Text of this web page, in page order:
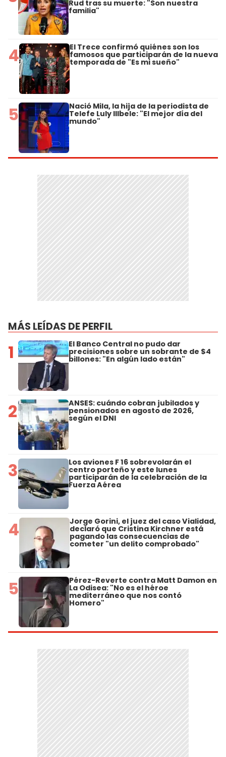
Rud tras su muerte: "Son nuestra
familia"
4 El Trece confirmó quiénes son los
famosos que participarán de la nueva
temporada de "Es mi sueño"
5 Nació Mila, la hija de la periodista de
Telefe Luly Illbele: "El mejor día del
mundo"
MÁS LEÍDAS DE PERFIL
1 El Banco Central no pudo dar
precisiones sobre un sobrante de $4
billones: "En algún lado están"
2 ANSES: cuándo cobran jubilados y
pensionados en agosto de 2026,
según el DNI
3 Los aviones F 16 sobrevolarán el
centro porteño y este lunes
participarán de la celebración de la
Fuerza Aérea
4 Jorge Gorini, el juez del caso Vialidad,
declaró que Cristina Kirchner está
pagando las consecuencias de
cometer "un delito comprobado"
5 Pérez-Reverte contra Matt Damon en
La Odisea: "No es el héroe
mediterráneo que nos contó
Homero"